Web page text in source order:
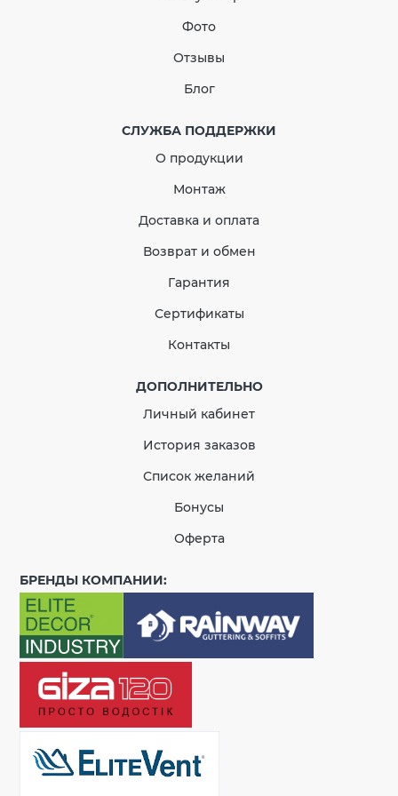
Аэраторы точечные для смонтированной кровли
Отвод трубы
Муфта водосточной трубы
Кронштейн для трубы
Тройник водосточной трубы
Фото
Отзывы
Блог
СЛУЖБА ПОДДЕРЖКИ
О продукции
Монтаж
Доставка и оплата
Возврат и обмен
Гарантия
Сертификаты
Контакты
ДОПОЛНИТЕЛЬНО
Личный кабинет
История заказов
Список желаний
Бонусы
Оферта
БРЕНДЫ КОМПАНИИ: